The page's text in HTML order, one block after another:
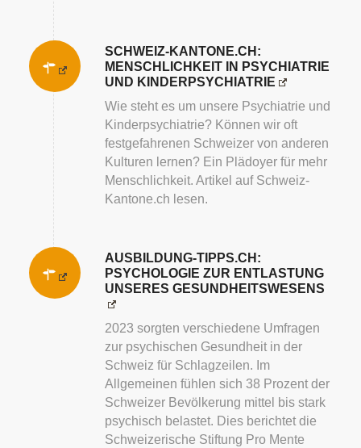
SCHWEIZ-KANTONE.CH:
MENSCHLICHKEIT IN PSYCHIATRIE
UND KINDERPSYCHIATRIE
Wie steht es um unsere Psychiatrie und
Kinderpsychiatrie? Können wir oft
festgefahrenen Schweizer von anderen
Kulturen lernen? Ein Plädoyer für mehr
Menschlichkeit. Artikel auf Schweiz-
Kantone.ch lesen.
AUSBILDUNG-TIPPS.CH:
PSYCHOLOGIE ZUR ENTLASTUNG
UNSERES GESUNDHEITSWESENS
2023 sorgten verschiedene Umfragen
zur psychischen Gesundheit in der
Schweiz für Schlagzeilen. Im
Allgemeinen fühlen sich 38 Prozent der
Schweizer Bevölkerung mittel bis stark
psychisch belastet. Dies berichtet die
Schweizerische Stiftung Pro Mente